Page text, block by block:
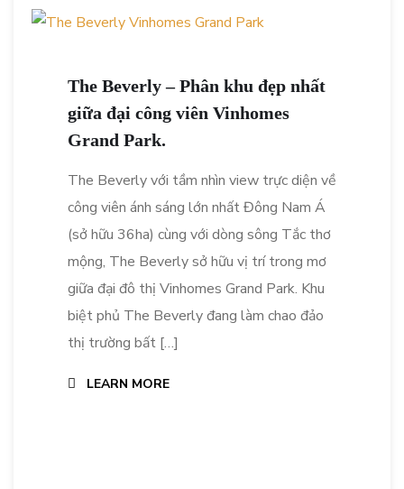
The Beverly – Phân khu đẹp nhất
giữa đại công viên Vinhomes
Grand Park.
The Beverly với tầm nhìn view trực diện về
công viên ánh sáng lớn nhất Đông Nam Á
(sở hữu 36ha) cùng với dòng sông Tắc thơ
mộng, The Beverly sở hữu vị trí trong mơ
giữa đại đô thị Vinhomes Grand Park. Khu
biệt phủ The Beverly đang làm chao đảo
thị trường bất […]
LEARN MORE